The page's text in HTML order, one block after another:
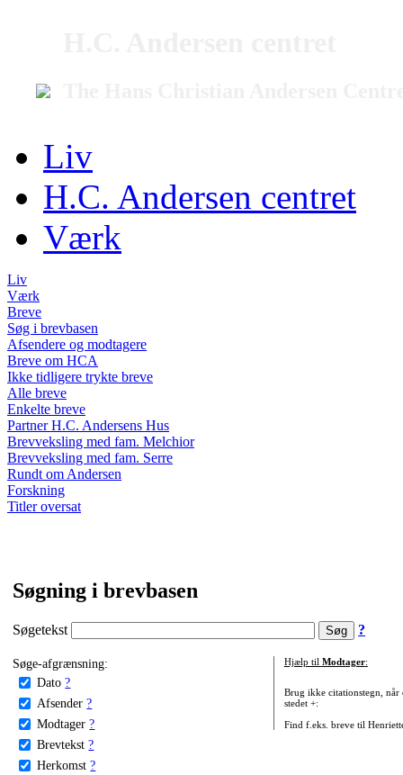
Liv
H.C. Andersen centret
Værk
Liv
Værk
Breve
Søg i brevbasen
Afsendere og modtagere
Breve om HCA
Ikke tidligere trykte breve
Alle breve
Enkelte breve
Partner H.C. Andersens Hus
Brevveksling med fam. Melchior
Brevveksling med fam. Serre
Rundt om Andersen
Forskning
Titler oversat
Søgning i brevbasen
Søgetekst ?
Søge-afgrænsning:
Dato ?
Afsender ?
Modtager ?
Brevtekst ?
Herkomst ?
Hjælp til Modtager:
Brug ikke citationstegn, når
stedet +:
Find f.eks. breve til